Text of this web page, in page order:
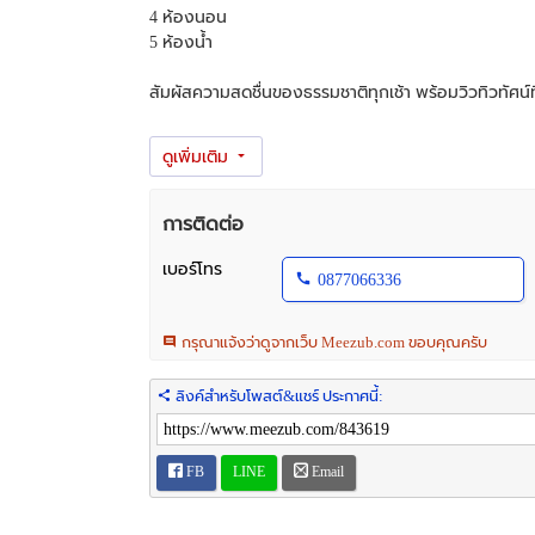
4 ห้องนอน
5 ห้องน้ำ
สัมผัสความสดชื่นของธรรมชาติทุกเช้า พร้อมวิวทิวทัศ
คุณจะได้รับ
• วิวภูเขาแบบ 180 องศา ไม่มีสิ่งก่อสร้างบดบังทัศนียภา
• ทำเลยุทธศาสตร์ ใกล้แหล่งท่องเที่ยวชื่อดัง
- ถนน / ไฟฟ้า / น้ำ
- บ้านหันหน้าไปทิศใต้
- ใกล้ BigC Mini / ซีเจ / เซเว่น / วิสโก้
- ใกล้ปั้มน้ำมัน
- ใกล้ถนนมิตรภาพ
- ใกล้แม็คโคร ฟู้ดเซอร์วิส ปากช่อง-เขาใหญ่
การติดต่อ
เบอร์โทร
0877066336
กรุณาแจ้งว่าดูจากเว็บ Meezub.com ขอบคุณครับ
ลิงค์สำหรับโพสต์&แชร์ ประกาศนี้:
FB LINE Email